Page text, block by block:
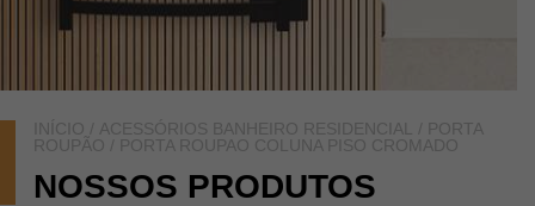
INÍCIO / ACESSÓRIOS BANHEIRO RESIDENCIAL / PORTA
ROUPÃO / PORTA ROUPAO COLUNA PISO CROMADO
NOSSOS PRODUTOS